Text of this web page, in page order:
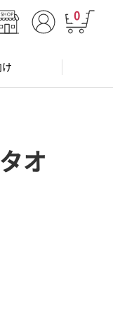
0
け
オ